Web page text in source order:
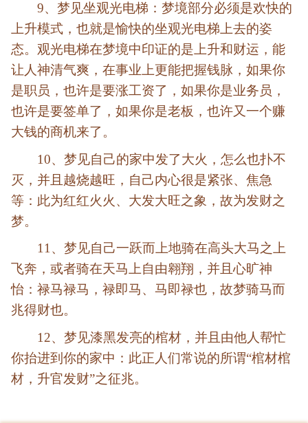
9、梦见坐观光电梯：梦境部分必须是欢快的
上升模式，也就是愉快的坐观光电梯上去的姿
态。观光电梯在梦境中印证的是上升和财运，能
让人神清气爽，在事业上更能把握钱脉，如果你
是职员，也许是要涨工资了，如果你是业务员，
也许是要签单了，如果你是老板，也许又一个赚
大钱的商机来了。
10、梦见自己的家中发了大火，怎么也扑不
灭，并且越烧越旺，自己内心很是紧张、焦急
等：此为红红火火、大发大旺之象，故为发财之
梦。
11、梦见自己一跃而上地骑在高头大马之上
飞奔，或者骑在天马上自由翱翔，并且心旷神
怡：禄马禄马，禄即马、马即禄也，故梦骑马而
兆得财也。
12、梦见漆黑发亮的棺材，并且由他人帮忙
你抬进到你的家中：此正人们常说的所谓“棺材棺
材，升官发财”之征兆。